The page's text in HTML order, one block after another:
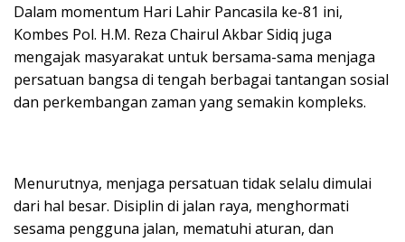
Dalam momentum Hari Lahir Pancasila ke-81 ini,
Kombes Pol. H.M. Reza Chairul Akbar Sidiq juga
mengajak masyarakat untuk bersama-sama menjaga
persatuan bangsa di tengah berbagai tantangan sosial
dan perkembangan zaman yang semakin kompleks.
Menurutnya, menjaga persatuan tidak selalu dimulai
dari hal besar. Disiplin di jalan raya, menghormati
sesama pengguna jalan, mematuhi aturan, dan